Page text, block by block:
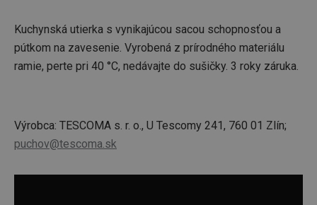
Kuchynská utierka s vynikajúcou sacou schopnosťou a
pútkom na zavesenie. Vyrobená z prírodného materiálu
ramie, perte pri 40 °C, nedávajte do sušičky. 3 roky záruka.
Výrobca: TESCOMA s. r. o., U Tescomy 241, 760 01 Zlín;
puchov@tescoma.sk